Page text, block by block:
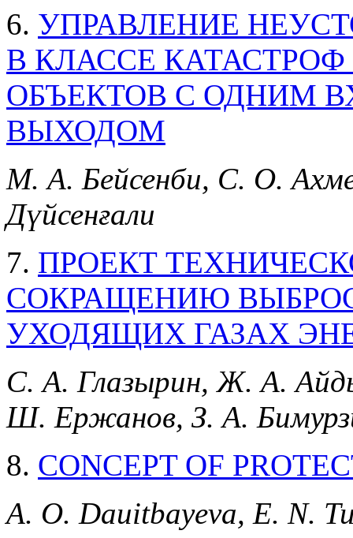
6. УПРАВЛЕНИЕ
В КЛАССЕ
ОБЪЕКТОВ С ОДНИМ
ВЫХОДОМ
М. А. Бeйсенби, С. О.
Дүйсенғали
7. ПРОЕКТ
СОКРАЩЕНИЮ
УХОДЯЩИХ ГАЗАХ
С. А. Глазырин, Ж. А.
Ш. Ержанов, З. А.
8. CONCEPT OF
A. O. Dauitbayeva, E. N.